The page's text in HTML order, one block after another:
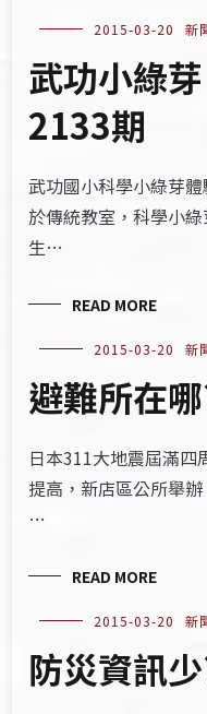
2015-03-20 新
武功小綠
2133期
武功國小科學小綠芽
於傳統教室，科學小
生…
READ MORE
2015-03-20 新
避難所在
日本311大地震屆滿四
提高，新店區公所舉
…
READ MORE
2015-03-20 新
防災資訊